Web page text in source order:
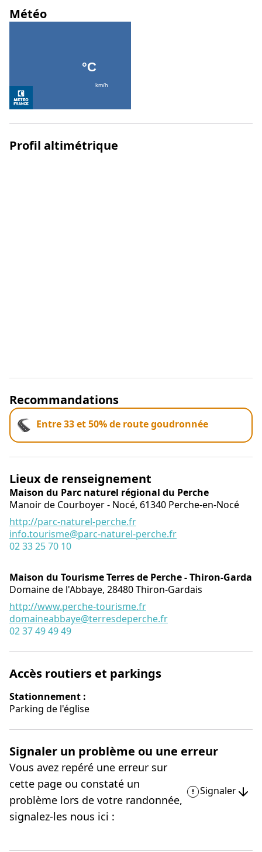
Météo
Profil altimétrique
Recommandations
Entre 33 et 50% de route goudronnée
Lieux de renseignement
Maison du Parc naturel régional du Perche
Manoir de Courboyer - Nocé, 61340 Perche-en-Nocé
http://parc-naturel-perche.fr
info.tourisme@parc-naturel-perche.fr
02 33 25 70 10
Maison du Tourisme Terres de Perche - Thiron-Gardais
Domaine de l'Abbaye, 28480Thiron-Gardais
http://www.perche-tourisme.fr
domaineabbaye@terresdeperche.fr
02 37 49 49 49
Accès routiers et parkings
Stationnement :
Parking de l'église
Signaler un problème ou une erreur
Vous avez repéré une erreur sur
cette page ou constaté un
problème lors de votre randonnée,
signalez-les nous ici :
Signaler